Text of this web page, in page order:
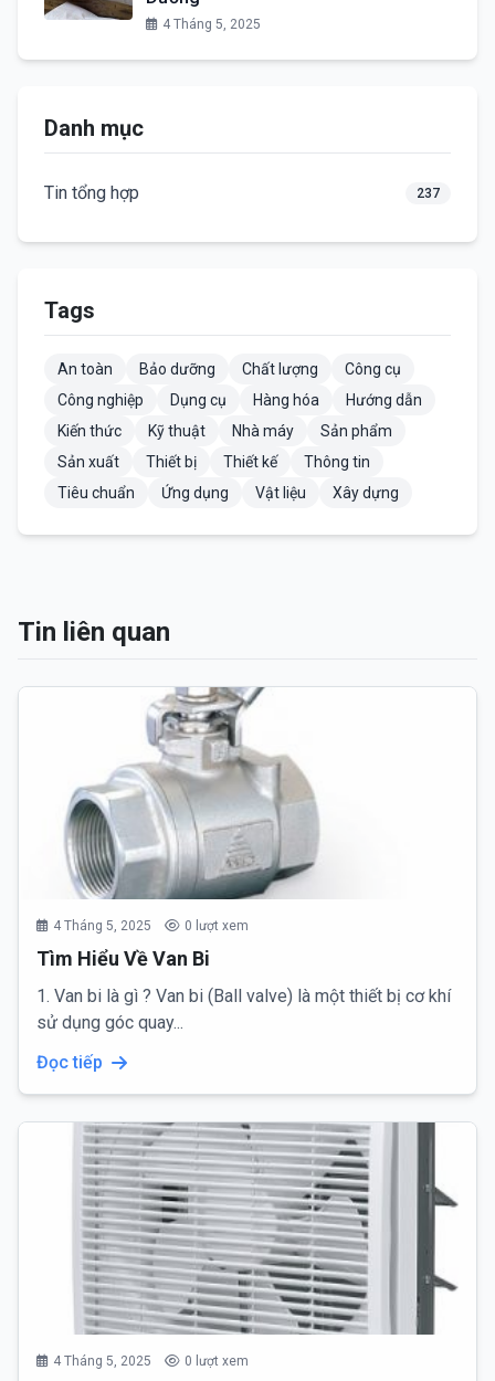
4 Tháng 5, 2025
Danh mục
Tin tổng hợp 237
Tags
An toàn Bảo dưỡng Chất lượng
Công cụ
Công nghiệp
Dụng cụ Hàng hóa
Hướng dẫn
Kiến thức
Kỹ thuật Nhà máy
Sản phẩm
Sản xuất
Thiết bị Thiết kế
Thông tin
Tiêu chuẩn
Ứng dụng Vật liệu Xây dựng
Tin liên quan
4 Tháng 5, 2025 0 lượt xem
Tìm Hiểu Về Van Bi
1. Van bi là gì ? Van bi (Ball valve) là một thiết bị cơ khí
sử dụng góc quay...
Đọc tiếp
4 Tháng 5, 2025 0 lượt xem